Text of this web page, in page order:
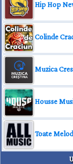
Hip Hop
Colinde
Muzica
Housse
Toate